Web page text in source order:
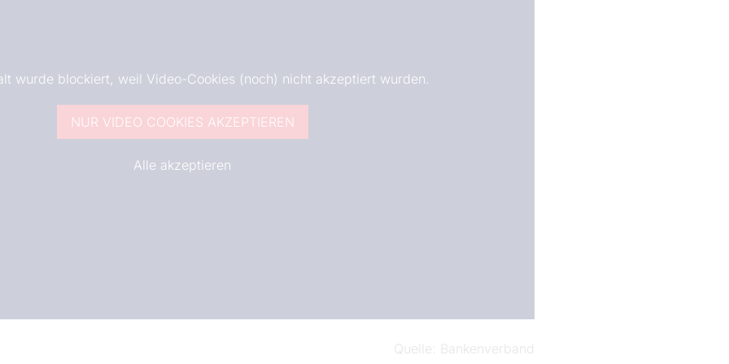
wurde blockiert, weil Video-Cookies (noch) nicht akzeptiert wurden.
NUR VIDEO COOKIES AKZEPTIEREN
Alle akzeptieren
Quelle Bankenverband